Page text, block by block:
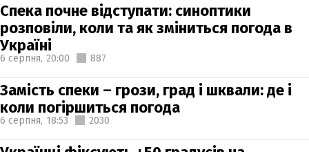
Спека почне відступати: синоптики
розповіли, коли та як зміниться погода в
Україні
6 серпня, 20:00 887
Замість спеки – грози, град і шквали: де і
коли погіршиться погода
6 серпня, 18:53 2030